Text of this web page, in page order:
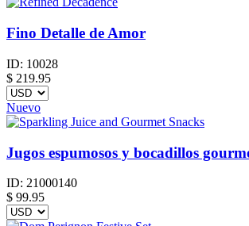
Fino Detalle de Amor
ID: 10028
$ 219.95
Nuevo
Jugos espumosos y bocadillos
ID: 21000140
$ 99.95